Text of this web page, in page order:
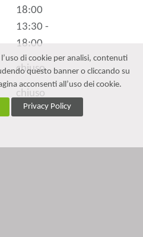
18:00
13:30 -
18:00
chiuso
chiuso
di cookie per analisi, contenuti
questo banner o cliccando su
acconsenti all’uso dei cookie.
Privacy Policy